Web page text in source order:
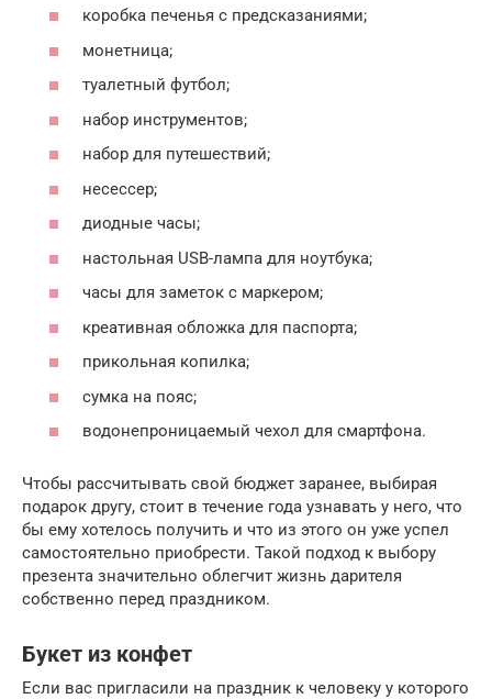
коробка печенья с предсказаниями;
монетница;
туалетный футбол;
набор инструментов;
набор для путешествий;
несессер;
диодные часы;
настольная USB-лампа для ноутбука;
часы для заметок с маркером;
креативная обложка для паспорта;
прикольная копилка;
сумка на пояс;
водонепроницаемый чехол для смартфона.
Чтобы рассчитывать свой бюджет заранее, выбирая
подарок другу, стоит в течение года узнавать у него, что
бы ему хотелось получить и что из этого он уже успел
самостоятельно приобрести. Такой подход к выбору
презента значительно облегчит жизнь дарителя
собственно перед праздником.
Букет из конфет
Если вас пригласили на праздник к человеку у которого